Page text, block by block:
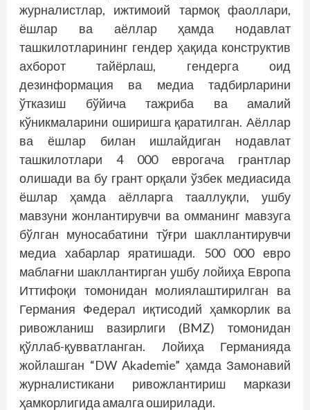
журналистлар, ижтимоий тармоқ фаоллари,
ёшлар ва аёллар ҳамда нодавлат
ташкилотларининг гендер ҳақида конструктив
ахборот тайёрлаш, гендерга оид
дезинформация ва медиа тадбирларини
ўтказиш бўйича тажриба ва амалий
кўникмаларини оширишга қаратилган. Аёллар
ва ёшлар билан ишлайдиган нодавлат
ташкилотлари 4 000 еврогача грантлар
олишади ва бу грант орқали ўзбек медиасида
ёшлар ҳамда аёлларга тааллуқли, ушбу
мавзуни жонлантирувчи ва омманинг мавзуга
бўлган муносабатини тўғри шакллантирувчи
медиа хабарлар яратишади. 500 000 евро
маблағни шакллантирган ушбу лойиҳа Европа
Иттифоқи томонидан молиялаштирилган ва
Германия Федерал иқтисодий ҳамкорлик ва
ривожланиш вазирлиги (BMZ) томонидан
қўллаб-қувватланган. Лойиҳа Германияда
жойлашган “DW Akademie” ҳамда Замонавий
журналистикани ривожлантириш маркази
ҳамкорлигида амалга оширилади.